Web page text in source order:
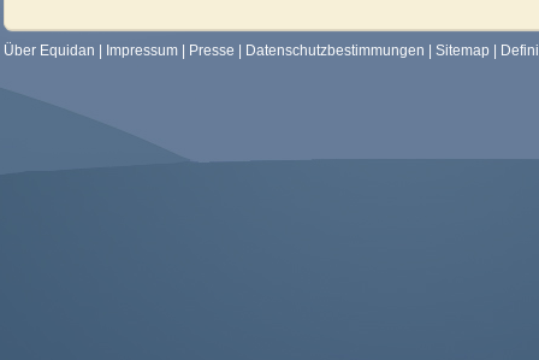
Über Equidan Impressum Presse Datenschutzbestimmungen Sitemap